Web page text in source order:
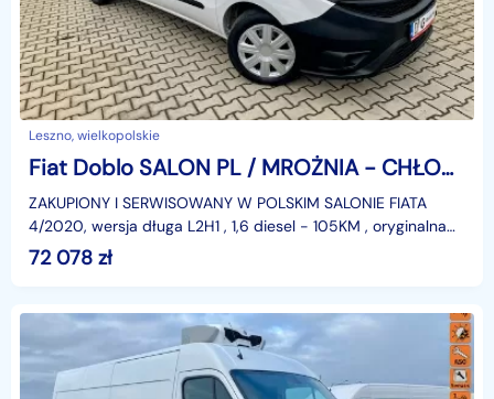
Leszno, wielkopolskie
Fiat Doblo SALON PL / MROŻNIA - CHŁODNIA -20st.C / DŁUGI / 93 tys.km / GWARANCJ
ZAKUPIONY I SERWISOWANY W POLSKIM SALONIE FIATA
4/2020, wersja długa L2H1 , 1,6 diesel - 105KM , oryginalna
plastykowa zabudowa chłodni - mrożni od -20st.C do
72 078 zł